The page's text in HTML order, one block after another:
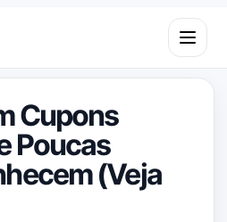
Open
Cupons
Poucas
(Veja